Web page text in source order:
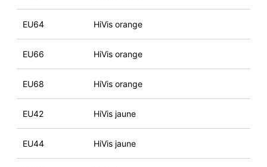
EU64 HiVis orange
EU66 HiVis orange
EU68 HiVis orange
EU42 HiVis jaune
EU44 HiVis jaune